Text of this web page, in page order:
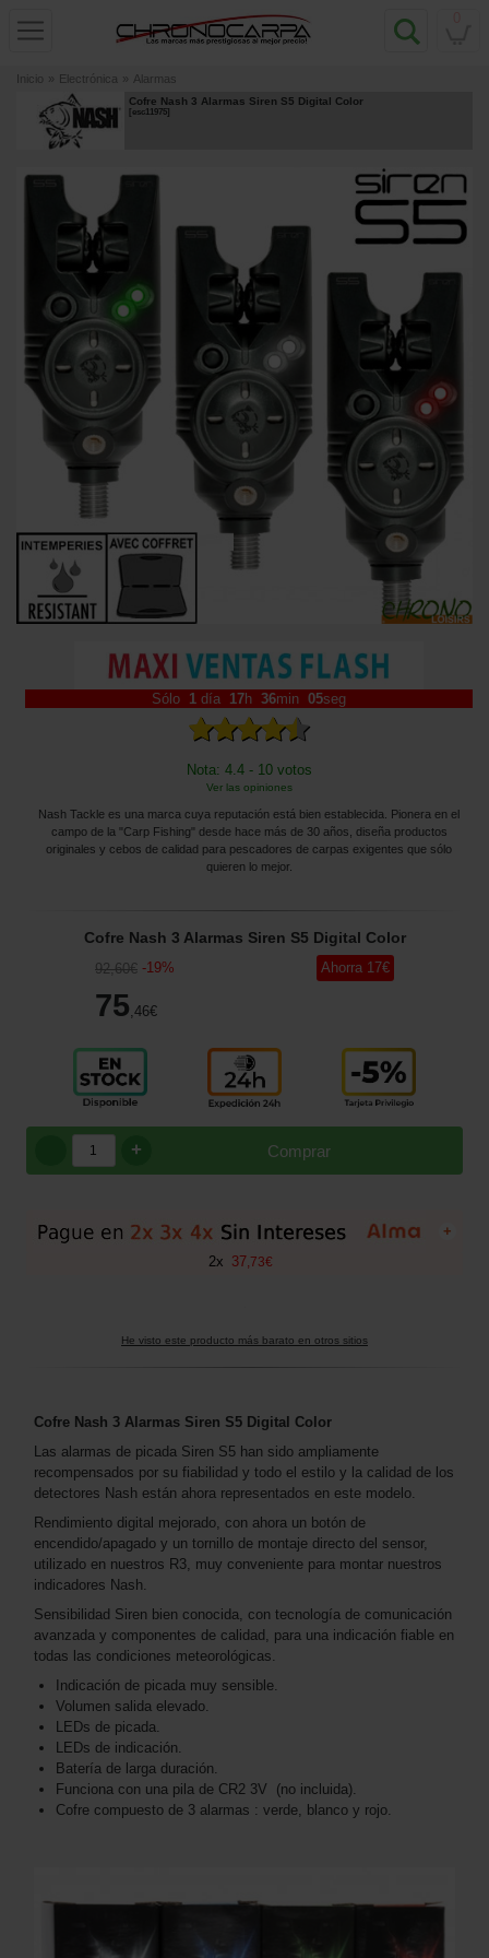
Inicio » Electrónica » Alarmas
Cofre Nash 3 Alarmas Siren S5 Digital Color
[esc11975]
Sólo 1 día 17h 36min 04seg
Nota: 4.4 - 10 votos
Ver las opiniones
Nash Tackle es una marca cuya reputación está bien establecida. Pionera en el
campo de la "Carp Fishing" desde hace más de 30 años, diseña productos
originales y cebos de calidad para pescadores de carpas exigentes que sólo
quieren lo mejor.
Cofre Nash 3 Alarmas Siren S5 Digital Color
92,60€ -19%
75,46€
Ahorra 17€
Comprar
+
+
2x 37, 73€
He visto este producto más barato en otros sitios
Cofre Nash 3 Alarmas Siren S5 Digital Color
Las alarmas de picada Siren S5 han sido ampliamente
recompensados por su fiabilidad y todo el estilo y la calidad de los
detectores Nash están ahora representados en este modelo.
Rendimiento digital mejorado, con ahora un botón de
encendido/apagado y un tornillo de montaje directo del sensor,
utilizado en nuestros R3, muy conveniente para montar nuestros
indicadores Nash.
Sensibilidad Siren bien conocida, con tecnología de comunicación
avanzada y componentes de calidad, para una indicación fiable en
todas las condiciones meteorológicas.
Indicación de picada muy sensible.
Volumen salida elevado.
LEDs de picada.
LEDs de indicación.
Batería de larga duración.
Funciona con una pila de CR2 3V (no incluida).
Cofre compuesto de 3 alarmas : verde, blanco y rojo.